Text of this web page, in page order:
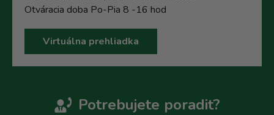
Otváracia doba Po-Pia 8 -16 hod
Virtuálna prehliadka
Potrebujete poradit?